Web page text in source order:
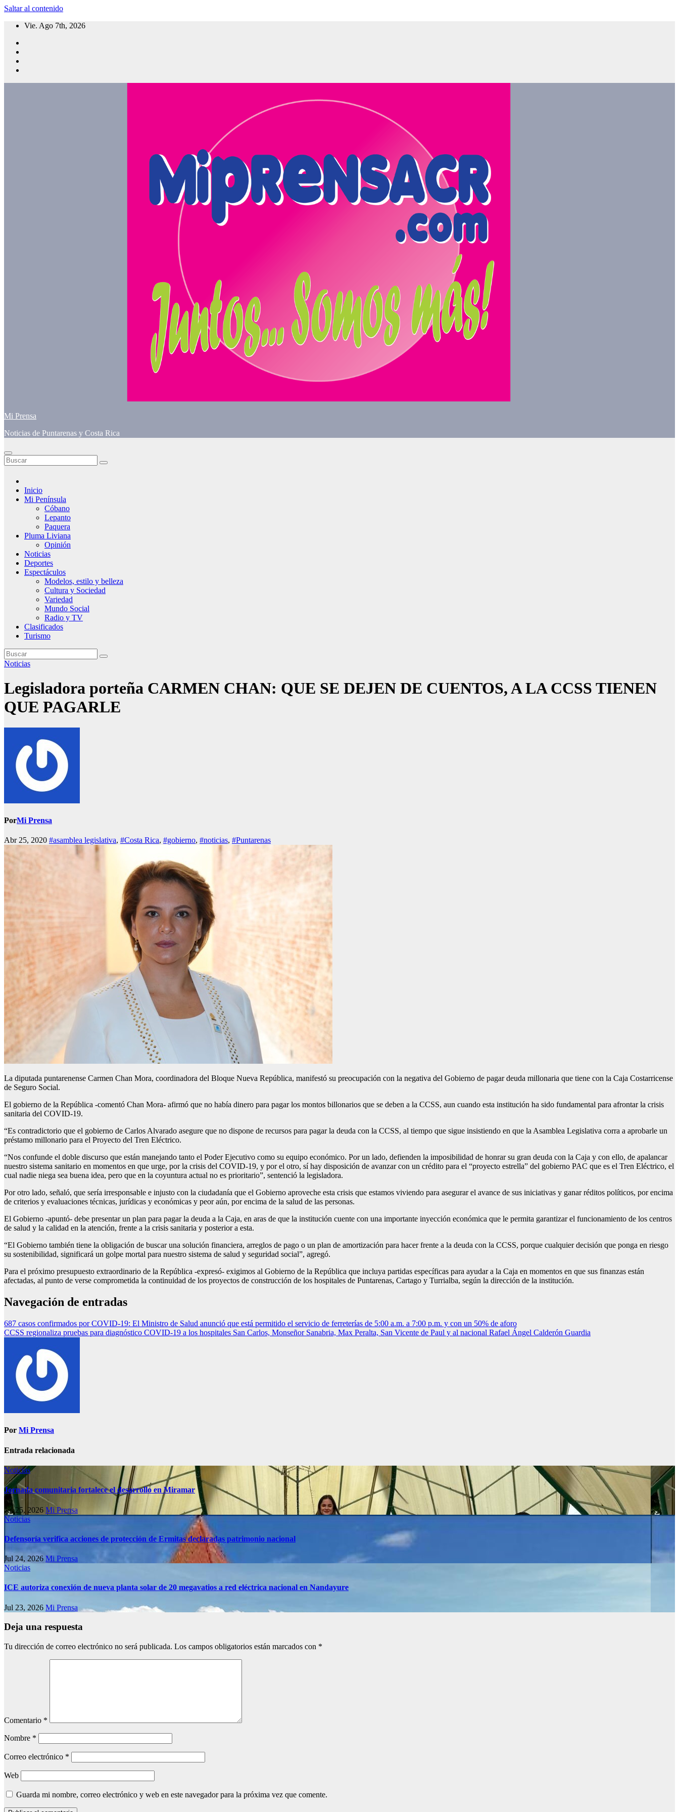
Saltar al contenido
Vie. Ago 7th, 2026
Mi Prensa
Noticias de Puntarenas y Costa Rica
Inicio
Mi Península
Cóbano
Lepanto
Paquera
Pluma Liviana
Opinión
Noticias
Deportes
Espectáculos
Modelos, estilo y belleza
Cultura y Sociedad
Variedad
Mundo Social
Radio y TV
Clasificados
Turismo
Noticias
Legisladora porteña CARMEN CHAN: QUE SE DEJEN DE CUENTOS, A LA CCSS TIENEN
QUE PAGARLE
PorMi Prensa
Abr 25, 2020 #asamblea legislativa, #Costa Rica, #gobierno, #noticias, #Puntarenas
La diputada puntarenense Carmen Chan Mora, coordinadora del Bloque Nueva República, manifestó su preocupación con la negativa del Gobierno de pagar deuda millonaria que tiene con la Caja Costarricense
de Seguro Social.
El gobierno de la República -comentó Chan Mora- afirmó que no había dinero para pagar los montos billonarios que se deben a la CCSS, aun cuando esta institución ha sido fundamental para afrontar la crisis
sanitaria del COVID-19.
“Es contradictorio que el gobierno de Carlos Alvarado asegure que no dispone de recursos para pagar la deuda con la CCSS, al tiempo que sigue insistiendo en que la Asamblea Legislativa corra a aprobarle un
préstamo millonario para el Proyecto del Tren Eléctrico.
“Nos confunde el doble discurso que están manejando tanto el Poder Ejecutivo como su equipo económico. Por un lado, defienden la imposibilidad de honrar su gran deuda con la Caja y con ello, de apalancar
nuestro sistema sanitario en momentos en que urge, por la crisis del COVID-19, y por el otro, sí hay disposición de avanzar con un crédito para el “proyecto estrella” del gobierno PAC que es el Tren Eléctrico, el
cual nadie niega sea buena idea, pero que en la coyuntura actual no es prioritario”, sentenció la legisladora.
Por otro lado, señaló, que sería irresponsable e injusto con la ciudadanía que el Gobierno aproveche esta crisis que estamos viviendo para asegurar el avance de sus iniciativas y ganar réditos políticos, por encima
de criterios y evaluaciones técnicas, jurídicas y económicas y peor aún, por encima de la salud de las personas.
El Gobierno -apuntó- debe presentar un plan para pagar la deuda a la Caja, en aras de que la institución cuente con una importante inyección económica que le permita garantizar el funcionamiento de los centros
de salud y la calidad en la atención, frente a la crisis sanitaria y posterior a esta.
“El Gobierno también tiene la obligación de buscar una solución financiera, arreglos de pago o un plan de amortización para hacer frente a la deuda con la CCSS, porque cualquier decisión que ponga en riesgo
su sostenibilidad, significará un golpe mortal para nuestro sistema de salud y seguridad social”, agregó.
Para el próximo presupuesto extraordinario de la República -expresó- exigimos al Gobierno de la República que incluya partidas específicas para ayudar a la Caja en momentos en que sus finanzas están
afectadas, al punto de verse comprometida la continuidad de los proyectos de construcción de los hospitales de Puntarenas, Cartago y Turrialba, según la dirección de la institución.
Navegación de entradas
687 casos confirmados por COVID-19: El Ministro de Salud anunció que está permitido el servicio de ferreterías de 5:00 a.m. a 7:00 p.m. y con un 50% de aforo
CCSS regionaliza pruebas para diagnóstico COVID-19 a los hospitales San Carlos, Monseñor Sanabria, Max Peralta, San Vicente de Paul y al nacional Rafael Ángel Calderón Guardia
Por Mi Prensa
Entrada relacionada
Noticias
Jornada comunitaria fortalece el desarrollo en Miramar
Jul 25, 2026 Mi Prensa
Noticias
Defensoría verifica acciones de protección de Ermitas declaradas patrimonio nacional
Jul 24, 2026 Mi Prensa
Noticias
ICE autoriza conexión de nueva planta solar de 20 megavatios a red eléctrica nacional en Nandayure
Jul 23, 2026 Mi Prensa
Deja una respuesta
Tu dirección de correo electrónico no será publicada. Los campos obligatorios están marcados con *
Comentario *
Nombre *
Correo electrónico *
Web
Guarda mi nombre, correo electrónico y web en este navegador para la próxima vez que comente.